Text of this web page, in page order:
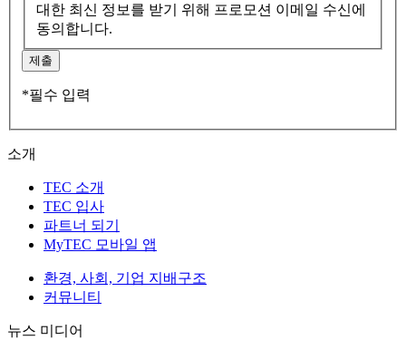
대한 최신 정보를 받기 위해 프로모션 이메일 수신에
동의합니다.
제출
*필수 입력
소개
TEC 소개
TEC 입사
파트너 되기
MyTEC 모바일 앱
환경, 사회, 기업 지배구조
커뮤니티
뉴스 미디어